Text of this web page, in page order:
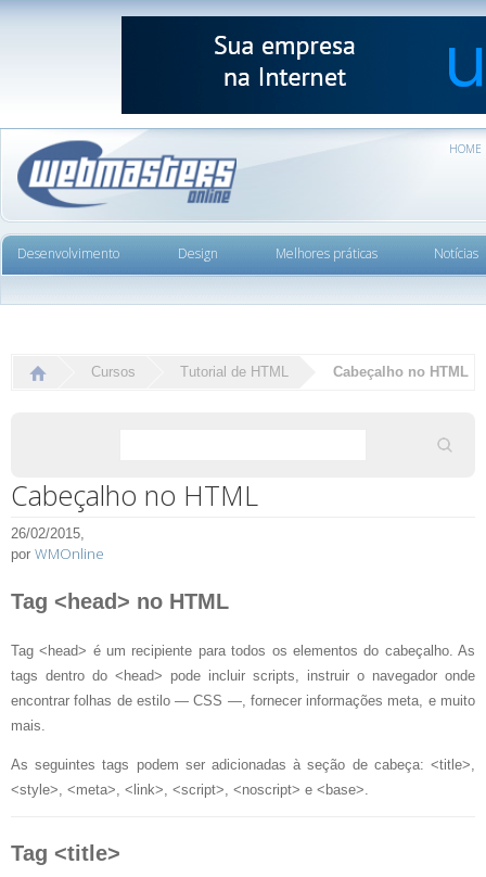
HOME
Desenvolvimento Design Melhores práticas Notícias
Cursos Tutorial de HTML Cabeçalho no HTML
Cabeçalho no HTML
26/02/2015,
por WMOnline
Tag <head> no HTML
Tag <head> é um recipiente para todos os elementos do cabeçalho. As
tags dentro do <head> pode incluir scripts, instruir o navegador onde
encontrar folhas de estilo — CSS —, fornecer informações meta, e muito
mais.
As seguintes tags podem ser adicionadas à seção de cabeça: <title>,
<style>, <meta>, <link>, <script>, <noscript> e <base>.
Tag <title>